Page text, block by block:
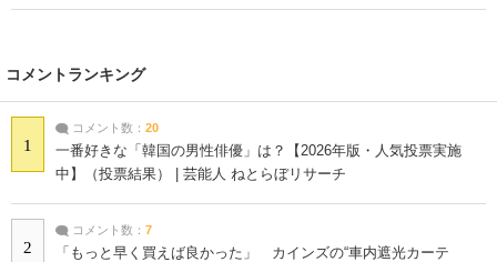
コメントランキング
1
コメント数： 20
一番好きな「韓国の男性俳優」は？【2026年版・人気投票実施
中】（投票結果） | 芸能人 ねとらぼリサーチ
2
コメント数： 7
「もっと早く買えば良かった」 カインズの“車内遮光カーテ